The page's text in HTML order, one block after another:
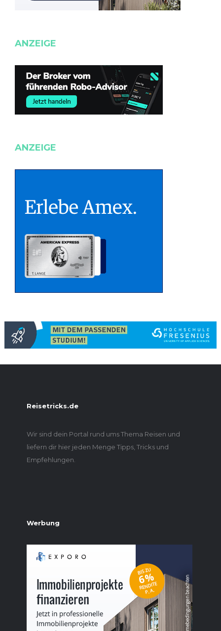
ANZEIGE
ANZEIGE
Reisetricks.de
Wir sind dein Portal rund ums Thema Reisen und
liefern dir hier jeden Menge Tipps, Tricks und
Empfehlungen.
Werbung